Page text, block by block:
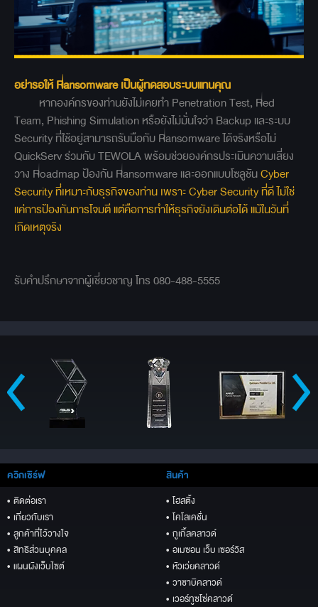
อย่ารอให้ Ransomware เป็นผู้ทดสอบระบบแทนคุณ
หากองค์กรของท่านยังไม่เคยทำ Penetration Test, Red
Team, Phishing Simulation หรือยังไม่มั่นใจว่า Backup และระบบ
Security ที่ใช้อยู่สามารถรับมือกับ Ransomware ได้จริงหรือไม่
QuickServ ร่วมกับ TEWOLA พร้อมช่วยองค์กรประเมินความเสี่ยง
วาง Roadmap ป้องกัน Ransomware และออกแบบโซลูชันCyber
Security ที่เหมาะกับธุรกิจของท่าน เพราะ Cyber Security ที่ดี ไม่ใช่
แค่การป้องกันการโจมตี แต่คือการทำให้ธุรกิจยังเดินต่อได้ แม้ในวันที่
เกิดเหตุจริง
รับคำปรึกษาจากผู้เชี่ยวชาญ โทร 080-488-5555
ควิกเซิร์ฟ
• ติดต่อเรา
• เกี่ยวกับเรา
• ลูกค้าที่ไว้วางใจ
• สิทธิส่วนบุคคล
• แผนผังเว็บไซต์
สินค้า
• โฮสติ้ง
• โคโลเคชั่น
• กูเกิ้ลคลาวด์
• อเมซอน เว็บ เซอร์วิส
• หัวเว่ยคลาวด์
• วาซาบิคลาวด์
• เวอร์ทูซโซ่คลาวด์